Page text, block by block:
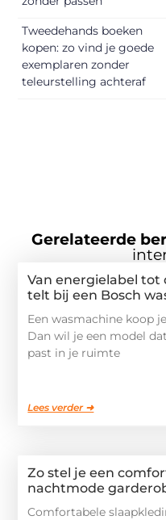
Tweedehands boeken
kopen: zo vind je goede
exemplaren zonder
teleurstelling achteraf
Gerelateerde
Van energielabel tot
telt bij een Bosch
Een wasmachine koop
Dan wil je een model
past in je ruimte
Lees verder ➜
Zo stel je een
nachtmode
Comfortabele